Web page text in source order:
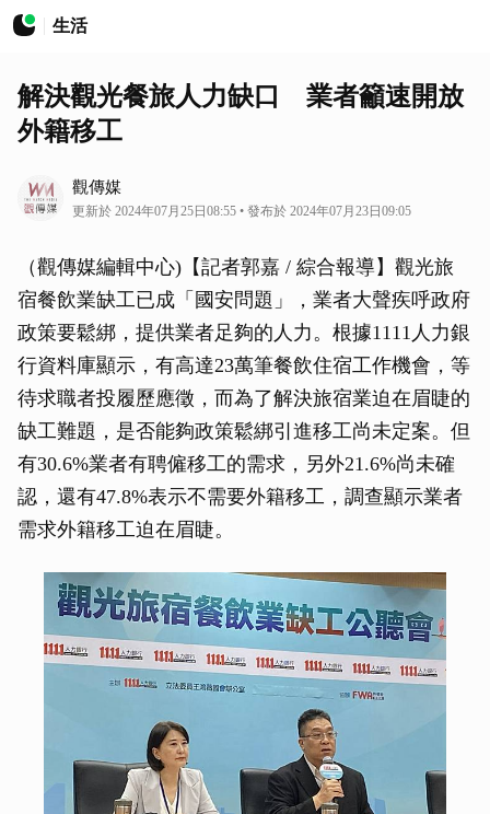
生活
解決觀光餐旅人力缺口 業者籲速開放
外籍移工
觀傳媒
更新於 2024年07月25日08:55 • 發布於 2024年07月23日09:05
（觀傳媒編輯中心)【記者郭嘉 / 綜合報導】觀光旅
宿餐飲業缺工已成「國安問題」，業者大聲疾呼政府
政策要鬆綁，提供業者足夠的人力。根據1111人力銀
行資料庫顯示，有高達23萬筆餐飲住宿工作機會，等
待求職者投履歷應徵，而為了解決旅宿業迫在眉睫的
缺工難題，是否能夠政策鬆綁引進移工尚未定案。但
有30.6%業者有聘僱移工的需求，另外21.6%尚未確
認，還有47.8%表示不需要外籍移工，調查顯示業者
需求外籍移工迫在眉睫。